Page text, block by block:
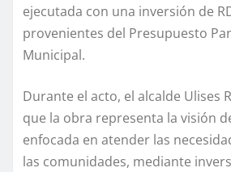
ejecutada con una inversión de
provenientes del Presupuesto
Municipal.
Durante el acto, el alcalde Ulises
que la obra representa la visión
enfocada en atender las
las comunidades, mediante